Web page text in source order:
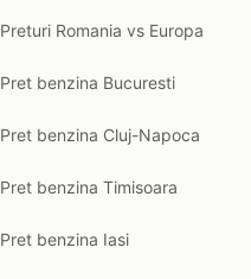
Preturi Romania vs Europa
Pret benzina Bucuresti
Pret benzina Cluj-Napoca
Pret benzina Timisoara
Pret benzina Iasi